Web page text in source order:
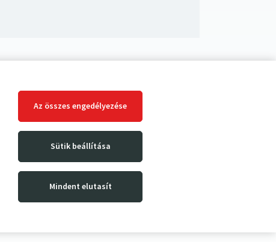
Az összes engedélyezése
Sütik beállítása
Mindent elutasít